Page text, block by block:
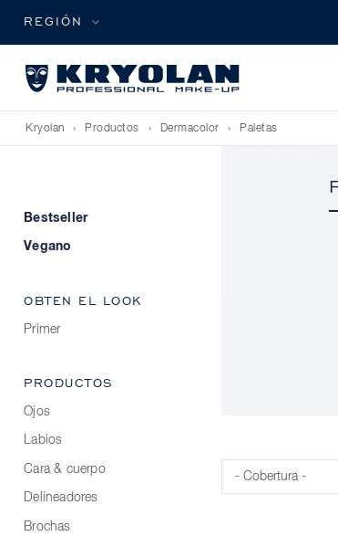
REGIÓN
Kryolan › Productos › Dermacolor › Paletas
Bestseller
Vegano
OBTEN EL LOOK
Primer
PRODUCTOS
Ojos
Labios
Cara & cuerpo
Delineadores
Brochas
Cobertura